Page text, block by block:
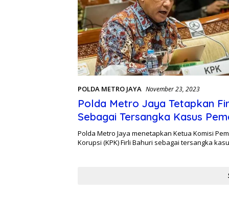
POLDA METRO JAYA November 23, 2023
Polda Metro Jaya Tetapkan
Sebagai Tersangka Kasus
Polda Metro Jaya menetapkan Ketua Komisi
Korupsi (KPK) Firli Bahuri sebagai tersangka